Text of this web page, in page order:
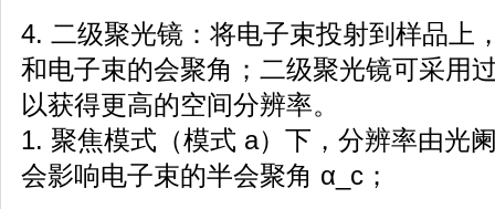
4. 二级聚光镜：将电子束投射到样品上
和电子束的会聚角；二级聚光镜可采用
以获得更高的空间分辨率。
1. 聚焦模式（模式 a）下，分辨率由光
会影响电子束的半会聚角 α_c；